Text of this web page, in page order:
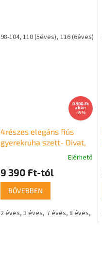
98-104 110 (5éves) 116 (6éves)
9 990 Ft
akár:
–6 %
4részes elegáns fiús
gyerekruha szett- Divat,
Elérhető
9 390 Ft-tól
BŐVEBBEN
2 éves 3 éves 7 éves 8 éves 9